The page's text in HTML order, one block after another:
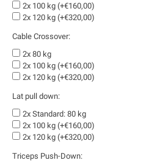
2x 100 kg (+€160,00)
2x 120 kg (+€320,00)
Cable Crossover:
2x 80 kg
2x 100 kg (+€160,00)
2x 120 kg (+€320,00)
Lat pull down:
2x Standard: 80 kg
2x 100 kg (+€160,00)
2x 120 kg (+€320,00)
Triceps Push-Down: